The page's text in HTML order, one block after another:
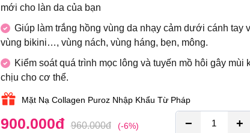
mới cho làn da của bạn
Giúp làm trắng hồng vùng da nhạy cảm dưới cánh tay
vùng bikini…, vùng nách, vùng háng, bẹn, mông.
Kiểm soát quá trình mọc lông và tuyến mồ hôi gây mùi
chịu cho cơ thể.
Mặt Nạ Collagen Puroz Nhập Khẩu Từ Pháp
900.000đ 960.000đ (-6%) +
−